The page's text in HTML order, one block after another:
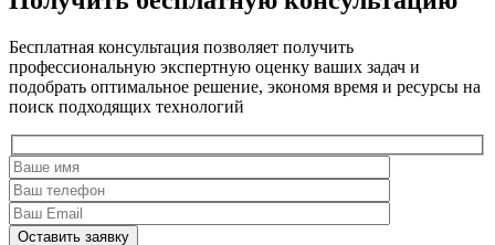
Бесплатная консультация позволяет получить
профессиональную экспертную оценку ваших задач и
подобрать оптимальное решение, экономя время и ресурсы на
поиск подходящих технологий